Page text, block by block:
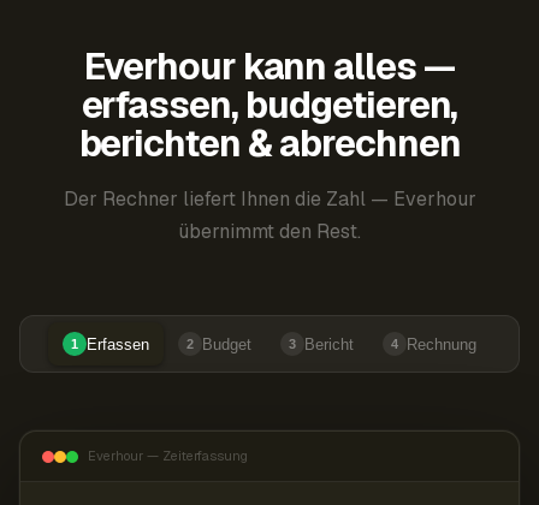
Everhour kann alles —
erfassen, budgetieren,
berichten & abrechnen
Der Rechner liefert Ihnen die Zahl — Everhour
übernimmt den Rest.
1 Erfassen 2 Budget 3 Bericht 4 Rechnung
Everhour — Zeiterfassung